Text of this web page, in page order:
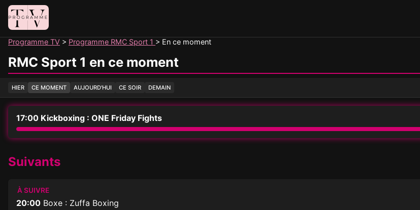
Programme TV Programme RMC Sport 1 En ce moment
RMC Sport 1 en ce moment
HIER CE MOMENT AUJOURD'HUI CE SOIR DEMAIN
17:00 Kickboxing : ONE Friday Fights
Suivants
À SUIVRE
20:00 Boxe : Zuffa Boxing
Panneau de gestion des cookies